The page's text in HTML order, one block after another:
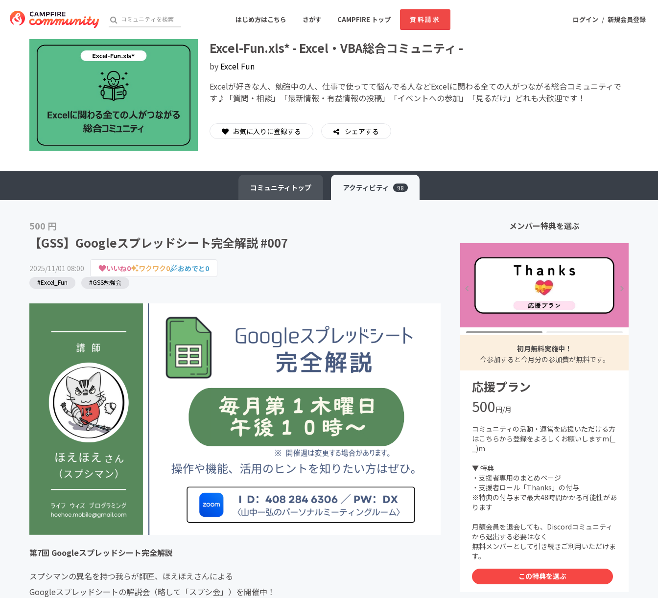
ログイン / 新規会員登録
はじめ方はこちら さがす CAMPFIRE トップ 資料請求
おすすめのコミュニティ 人気のコミュニティ 新着のコミュニティ
アート・写真
テクノロジー・ガジェット
ゲーム・サービス開発 フード・飲食店
ビューティー・ヘルスケア
チャレンジ
Excel-Fun.xls* - Excel・VBA総合コミュニティ -
by Excel Fun
Excelが好きな人、勉強中の人、仕事で使ってて悩んでる人などExcelに関わる全ての人がつながる総合コミュニティで
す♪「質問・相談」「最新情報・有益情報の投稿」「イベントへの参加」「見るだけ」どれも大歓迎です！
お気に入りに登録する シェアする
コミュニティ トップ アクティビティ 98
500 円
【GSS】Googleスプレッドシート完全解説 #007
2025/11/01 08:00 いいね0 ワクワク0 おめでと0
#Excel_Fun #GSS勉強会
第7回 Googleスプレッドシート完全解説
スプシマンの異名を持つ我らが師匠、ほえほえさんによる
Googleスプレッドシートの解説会（略して「スプシ会」）を開催中！
メンバー特典を選ぶ
初月無料実施中！
今参加すると今月分の参加費が無料です。
応援プラン
500円/月
コミュニティの活動・運営を応援いただける方
はこちらから登録をよろしくお願いしますm(_
_)m
▼ 特典
・支援者専用のまとめページ
・支援者ロール「Thanks」の付与
※特典の付与まで最大48時間かかる可能性があ
ります
月額会員を退会しても、Discordコミュニティ
から退出する必要はなく
無料メンバーとして引き続きご利用いただけま
す。
この特典を選ぶ